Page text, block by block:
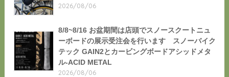
2026/08/06
8/8~8/16 お盆期間は店頭でスノースクートニュ
ーボードの展示受注会を行います スノーバイク
テック GAIN2とカービングボードアシッドメタ
ル-ACID METAL
2026/08/06